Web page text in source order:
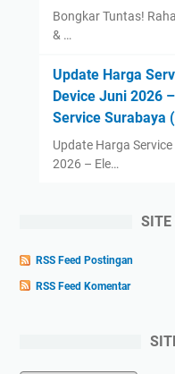
Bongkar Tuntas!
& …
Update Harga
Device Juni 2026
Service Surabaya
Update Harga
2026 – Ele…
SITE
RSS Feed Postingan
RSS Feed Komentar